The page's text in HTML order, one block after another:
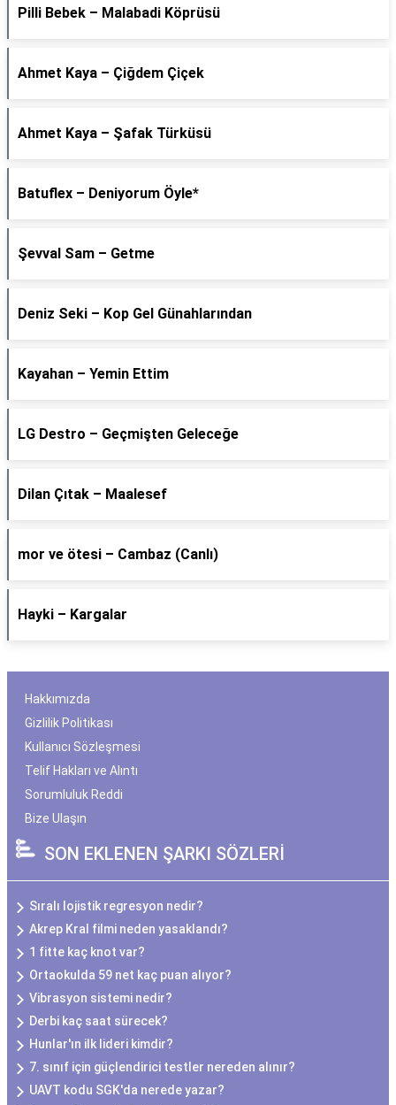
Pilli Bebek – Malabadi Köprüsü
Ahmet Kaya – Çiğdem Çiçek
Ahmet Kaya – Şafak Türküsü
Batuflex – Deniyorum Öyle*
Şevval Sam – Getme
Deniz Seki – Kop Gel Günahlarından
Kayahan – Yemin Ettim
LG Destro – Geçmişten Geleceğe
Dilan Çıtak – Maalesef
​mor ve ötesi – Cambaz (Canlı)
Hayki – Kargalar
Hakkımızda
Gizlilik Politikası
Kullanıcı Sözleşmesi
Telif Hakları ve Alıntı
Sorumluluk Reddi
Bize Ulaşın
SON EKLENEN ŞARKI SÖZLERİ
Sıralı lojistik regresyon nedir?
Akrep Kral filmi neden yasaklandı?
1 fitte kaç knot var?
Ortaokulda 59 net kaç puan alıyor?
Vibrasyon sistemi nedir?
Derbi kaç saat sürecek?
Hunlar'ın ilk lideri kimdir?
7. sınıf için güçlendirici testler nereden alınır?
UAVT kodu SGK'da nerede yazar?